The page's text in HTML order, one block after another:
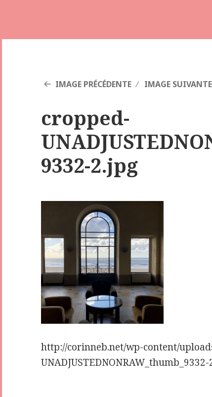
IMAGE PRÉCÉDENTE IMAGE SUIVANTE
cropped-
9332-2.jpg
http://corinneb.net/wp-content/